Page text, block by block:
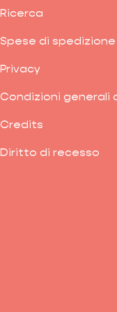
Ricerca
Spese di spedizione
Privacy
Condizioni
Credits
Diritto di recesso